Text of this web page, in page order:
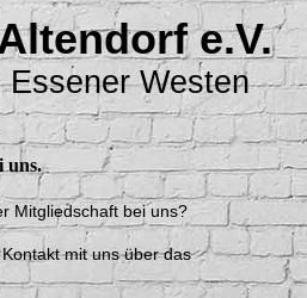
e.V.
Essener Westen
uns.
Mitgliedschaft bei uns?
mit uns über das